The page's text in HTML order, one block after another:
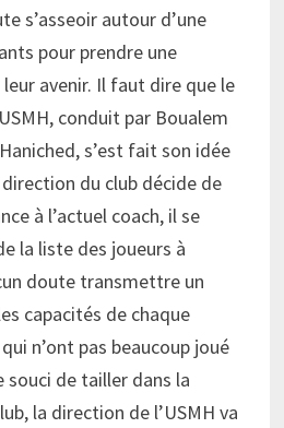
s’asseoir autour d’une
pour prendre une
avenir. Il faut dire que le
conduit par Boualem
s’est fait son idée
du club décide de
à l’actuel coach, il se
la liste des joueurs à
doute transmettre un
capacités de chaque
n’ont pas beaucoup joué
souci de tailler dans la
la direction de l’USMH va